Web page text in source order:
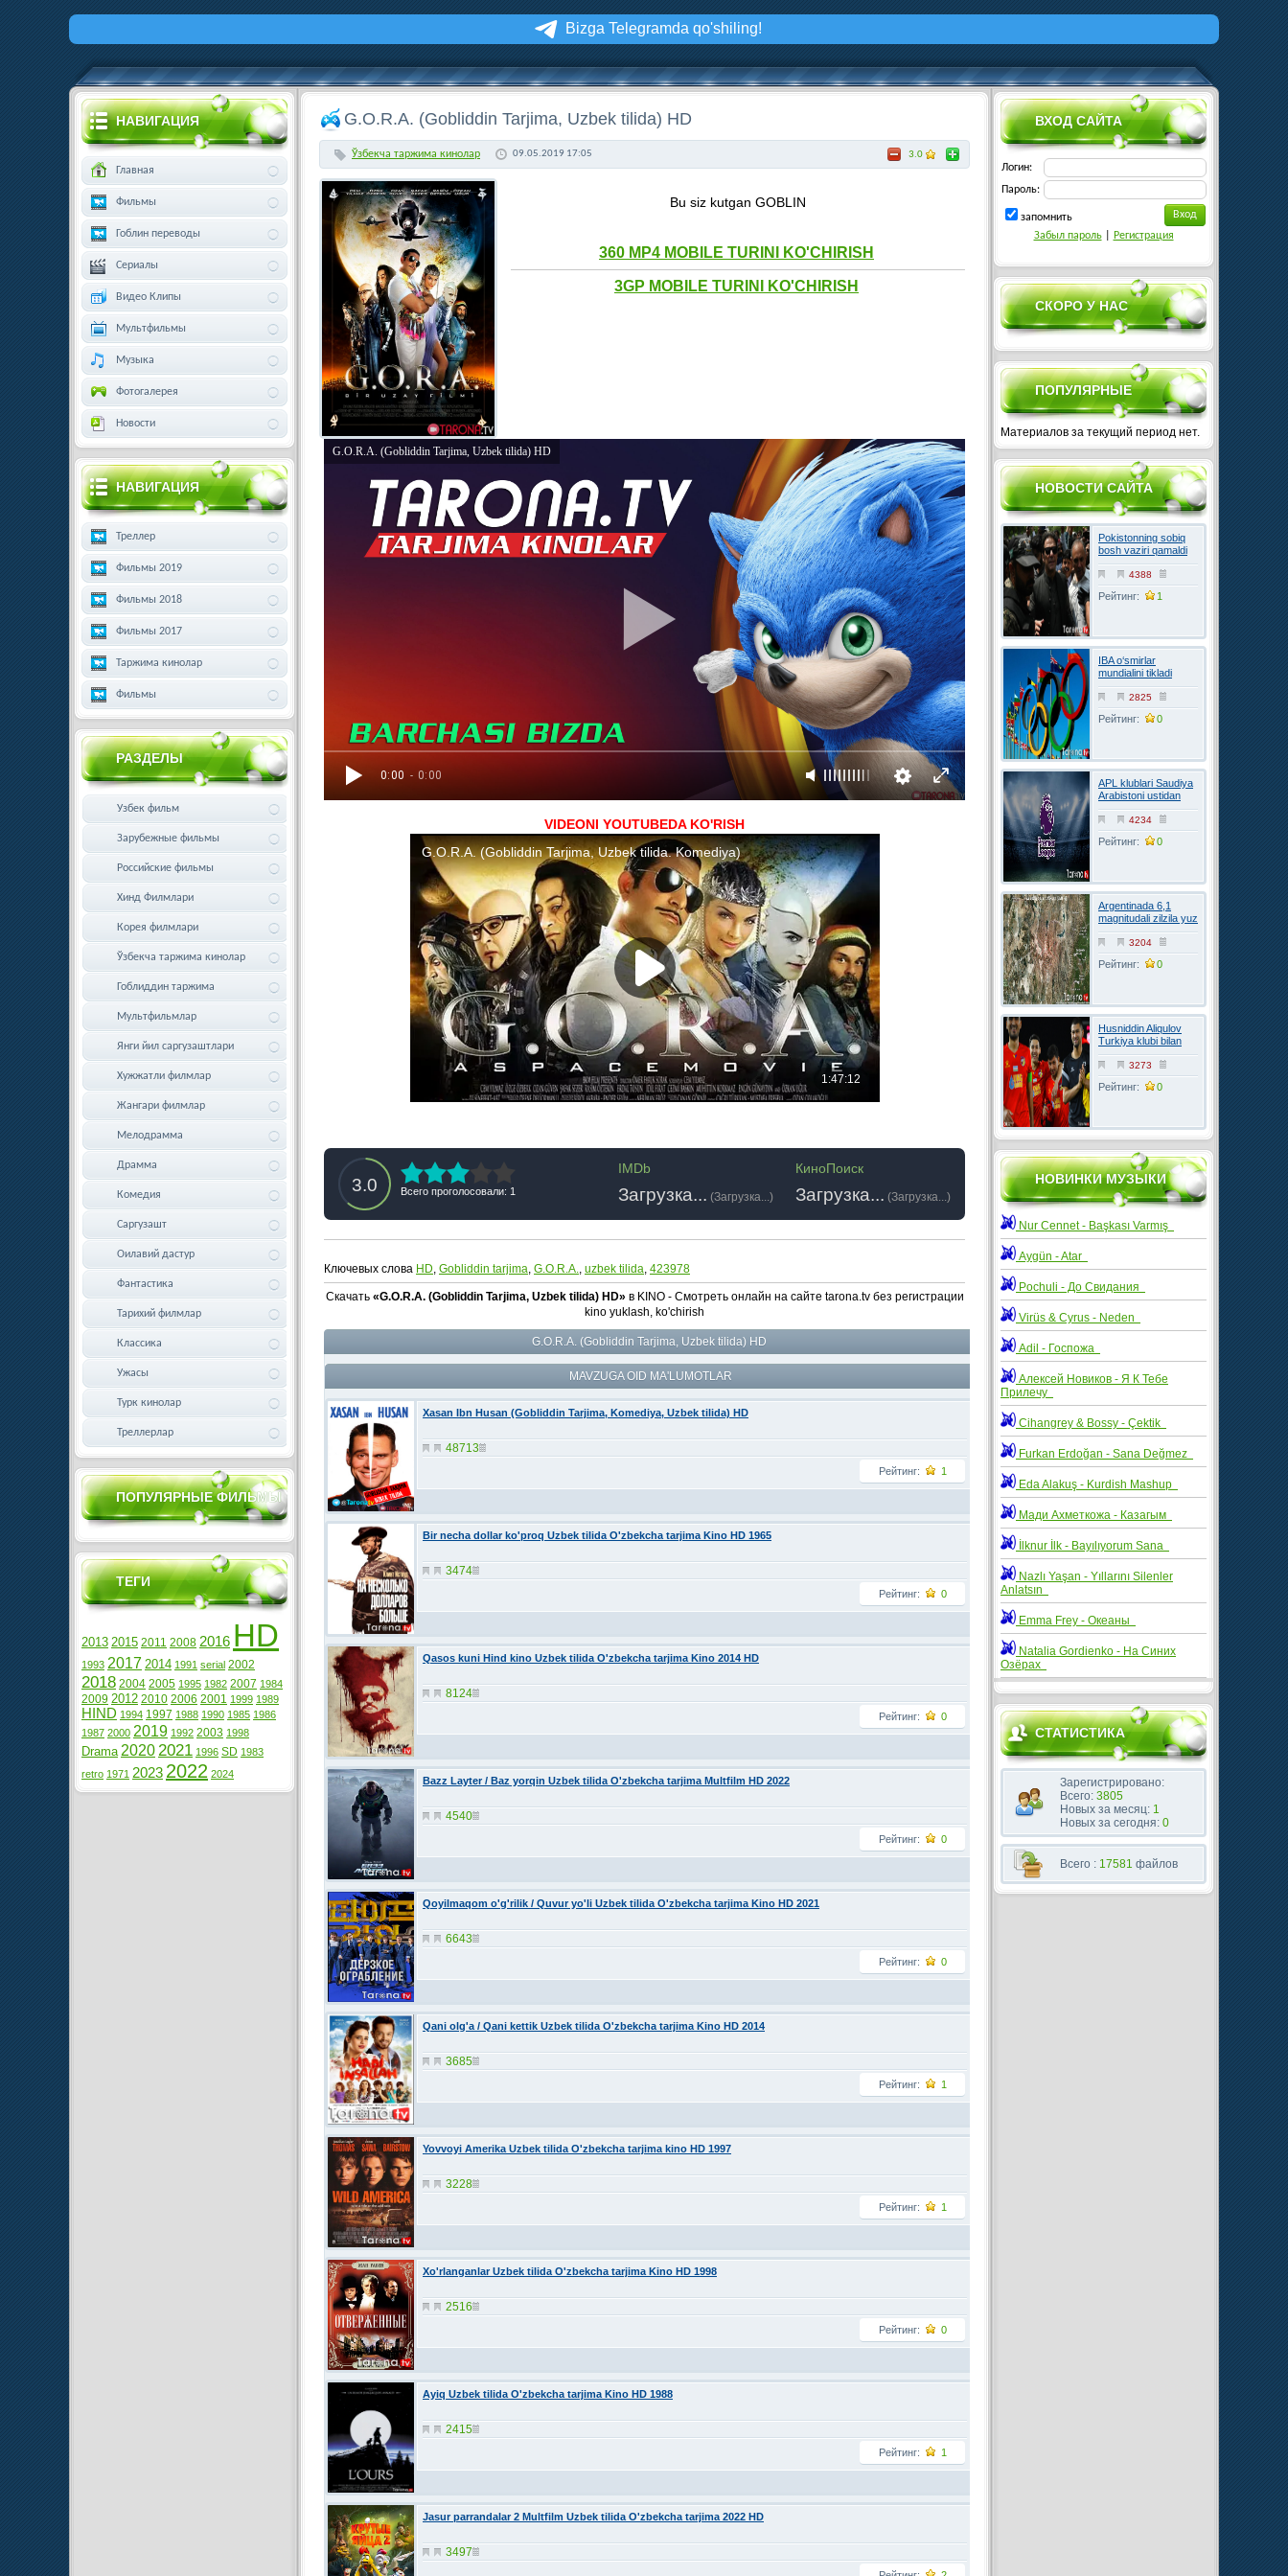
Bizga Telegramda qo'shiling!
G.O.R.A. (Gobliddin Tarjima, Uzbek tilida) HD
Ўзбекча таржима кинолар 09.05.2019 17:05 3.0
Bu siz kutgan GOBLIN
360 MP4 MOBILE TURINI KO'CHIRISH
3GP MOBILE TURINI KO'CHIRISH
0:00 - 0:00
G.O.R.A. (Gobliddin Tarjima, Uzbek tilida) HD
VIDEONI YOUTUBEDA KO'RISH
3.0 Всего проголосовали: 1
IMDb
Загрузка... (Загрузка...)
КиноПоиск
Загрузка... (Загрузка...)
Ключевых слова HD Gobliddin tarjima G.O.R.A. uzbek tilida 423978
Скачать «G.O.R.A. (Gobliddin Tarjima, Uzbek tilida) HD» в KINO - Смотреть онлайн на сайте tarona.tv без регистрации
kino yuklash, ko'chirish
G.O.R.A. (Gobliddin Tarjima, Uzbek tilida) HD
MAVZUGA OID MA'LUMOTLAR
Xasan Ibn Husan (Gobliddin Tarjima, Komediya, Uzbek tilida) HD
48713
Рейтинг: 1
Bir necha dollar ko'proq Uzbek tilida O'zbekcha tarjima Kino HD 1965
3474
Рейтинг: 0
Qasos kuni Hind kino Uzbek tilida O'zbekcha tarjima Kino 2014 HD
8124
Рейтинг: 0
Bazz Layter / Baz yorqin Uzbek tilida O'zbekcha tarjima Multfilm HD 2022
4540
Рейтинг: 0
Qoyilmaqom o'g'rilik / Quvur yo'li Uzbek tilida O'zbekcha tarjima Kino HD 2021
6643
Рейтинг: 0
Qani olg'a / Qani kettik Uzbek tilida O'zbekcha tarjima Kino HD 2014
3685
Рейтинг: 1
Yovvoyi Amerika Uzbek tilida O'zbekcha tarjima kino HD 1997
3228
Рейтинг: 1
Xo'rlanganlar Uzbek tilida O'zbekcha tarjima Kino HD 1998
2516
Рейтинг: 0
Ayiq Uzbek tilida O'zbekcha tarjima Kino HD 1988
2415
Рейтинг: 1
Jasur parrandalar 2 Multfilm Uzbek tilida O'zbekcha tarjima 2022 HD
3497
ВХОД САЙТА
Логин:
Пароль:
запомнить
Забыл пароль| Регистрация
СКОРО У НАС
ПОПУЛЯРНЫЕ
Материалов за текущий период нет.
НОВОСТИ САЙТА
Pokistonning sobiq
bosh vaziri qamaldi
4388
Рейтинг: 1
IBA o‘smirlar
mundialini tikladi
2825
Рейтинг: 0
APL klublari Saudiya
Arabistoni ustidan
FIFAga shikoyat
qilmoqchi4234
Рейтинг: 0
Argentinada 6,1
magnitudali zilzila yuz
berdi
3204
Рейтинг: 0
Husniddin Aliqulov
Turkiya klubi bilan
kelishuvga erishdi
3273
Рейтинг: 0
НОВИНКИ МУЗЫКИ
Nur Cennet - Başkası Varmış
Aygün - Atar
Pochuli - До Свидания
Virüs & Cyrus - Neden
Adil - Госпожа
Алексей Новиков - Я К Тебе
Прилечу
Cihangrey & Bossy - Çektik
Furkan Erdoğan - Sana Değmez
Eda Alakuş - Kurdish Mashup
Мади Ахметкожа - Казагым
İlknur İlk - Bayılıyorum Sana
Nazlı Yaşan - Yıllarını Silenler
Anlatsın
Emma Frey - Океаны
Natalia Gordienko - На Синих
Озёрах
СТАТИСТИКА
Зарегистрировано:
Всего: 3805
Новых за месяц: 1
Новых за сегодня: 0
Всего : 17581 файлов
НАВИГАЦИЯ
Главная
Фильмы
Гоблин переводы
Сериалы
Видео Клипы
Мультфильмы
Музыка
Фотогалерея
Новости
НАВИГАЦИЯ
Треллер
Фильмы 2019
Фильмы 2018
Фильмы 2017
Таржима кинолар
Фильмы
РАЗДЕЛЫ
Узбек фильм
Зарубежные фильмы
Российские фильмы
Хинд Филмлари
Корея филмлари
Ўзбекча таржима кинолар
Гоблиддин таржима
Мультфильмлар
Янги йил саргузаштлари
Хужжатли филмлар
Жангари филмлар
Мелодрамма
Драмма
Комедия
Саргузашт
Оилавий дастур
Фантастика
Тарихий филмлар
Классика
Ужасы
Турк кинолар
Треллерлар
ПОПУЛЯРНЫЕ ФИЛЬМЫ
ТЕГИ
2013 2015 2011 2008 2016 HD
1993 2017 2014 1991 serial 2002
2018 2004 2005 1995 1982 2007 1984
2009 2012 2010 2006 2001 1999 1989
HIND 1994 1997 1988 1990 1985 1986
1987 2000 2019 1992 2003 1998
Drama 2020 2021 1996 SD 1983
retro 1971 2023 2022 2024